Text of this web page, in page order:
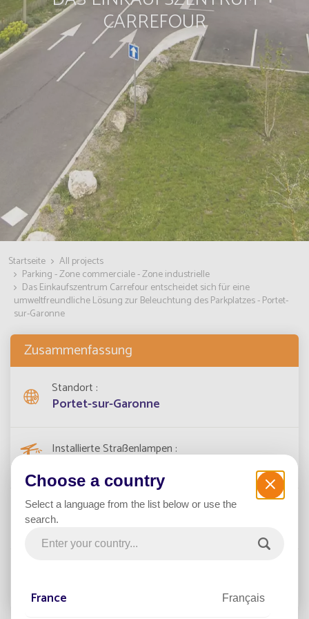
CARREFOUR
Startseite
All projects
Parking - Zone commerciale - Zone industrielle
Das Einkaufszentrum Carrefour entscheidet sich für eine
umweltfreundliche Lösung zur Beleuchtung des Parkplatzes - Portet-
sur-Garonne
Zusammenfassung
Standort
Portet-sur-Garonne
Installierte Straßenlampen
Projektdatum
2018
Choose a country
Select a language from the list below or use the
search.
France Français